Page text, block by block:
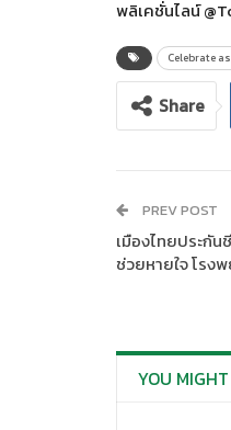
พลิเคชั่นไลน์
Celebrate
Share
PREV POST
เมืองไทยประกั
ช่วยหายใจ โรง
YOU